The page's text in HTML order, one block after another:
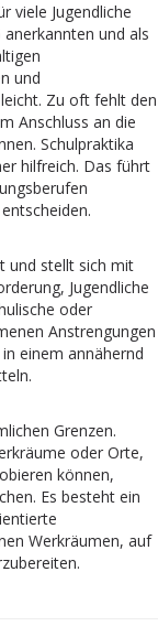
viele Jugendliche
und als
und
Zu oft fehlt den
Anschluss an die
Schulpraktika
hilfreich. Das führt
und stellt sich mit
Jugendliche
oder
Anstrengungen
einem annähernd
Grenzen.
oder Orte,
können,
Es besteht ein
Werkräumen, auf